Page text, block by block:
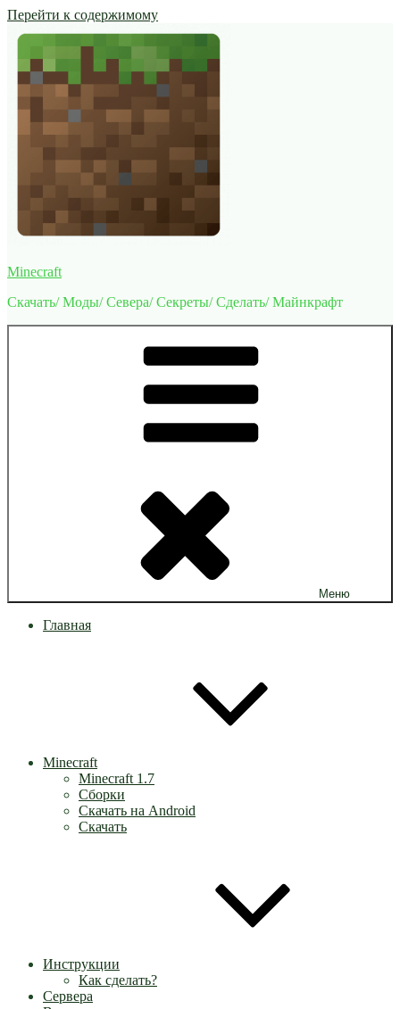
Перейти к содержимому
Minecraft
Скачать/ Моды/ Севера/ Секреты/ Сделать/ Майнкрафт
Меню
Главная
Minecraft
Minecraft 1.7
Сборки
Скачать на Android
Скачать
Инструкции
Как сделать?
Сервера